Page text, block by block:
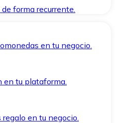
forma recurrente.
en tu negocio.
en tu plataforma.
en tu negocio.